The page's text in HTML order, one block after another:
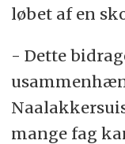
løbet af en
- Dette
mange fag